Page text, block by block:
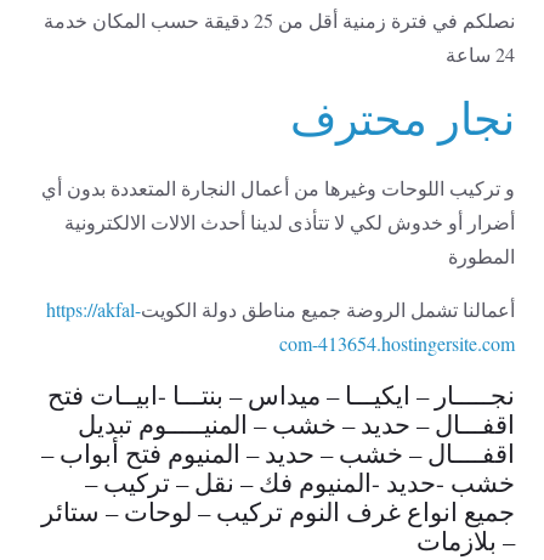
نصلكم في فترة زمنية أقل من 25 دقيقة حسب المكان خدمة
24 ساعة
نجار محترف
و تركيب اللوحات وغيرها من أعمال النجارة المتعددة بدون أي
أضرار أو خدوش لكي لا تتأذى لدينا أحدث الالات الالكترونية
المطورة
أعمالنا تشمل الروضة جميع مناطق دولة الكويتhttps://akfal-
com-413654.hostingersite.com
نجـــــار – ايكيـــا – ميداس – بنتـــا -ابيــات فتح
اقفـــال – حديد – خشب – المنيـــــوم تبديل
اقفــــال – خشب – حديد – المنيوم فتح أبواب –
خشب -حديد -المنيوم فك – نقل – تركيب –
جميع انواع غرف النوم تركيب – لوحات – ستائر
– بلازمات